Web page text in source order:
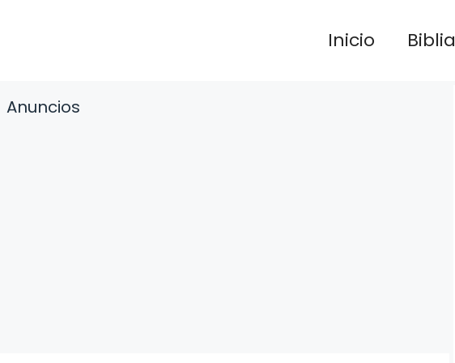
Inicio Biblia
Anuncios